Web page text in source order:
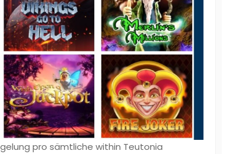
pro sämtliche within Teutonia